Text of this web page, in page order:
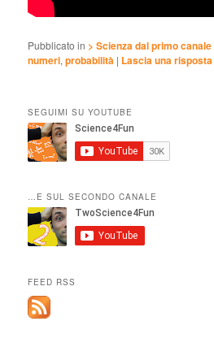
Pubblicato in > Scienza dal primo canale
numeri,probabilità | Lascia una risposta
SEGUIMI SU YOUTUBE
…E SUL SECONDO CANALE
FEED RSS